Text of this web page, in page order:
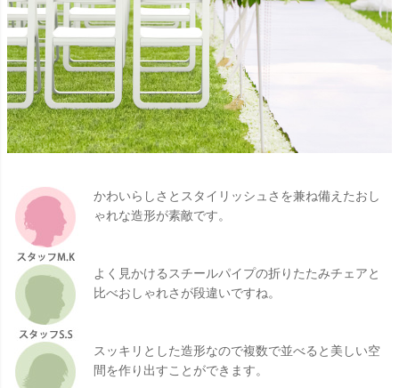
かわいらしさとスタイリッシュさを兼ね備えたおし
ゃれな造形が素敵です。
よく見かけるスチールパイプの折りたたみチェアと
比べおしゃれさが段違いですね。
スッキリとした造形なので複数で並べると美しい空
間を作り出すことができます。